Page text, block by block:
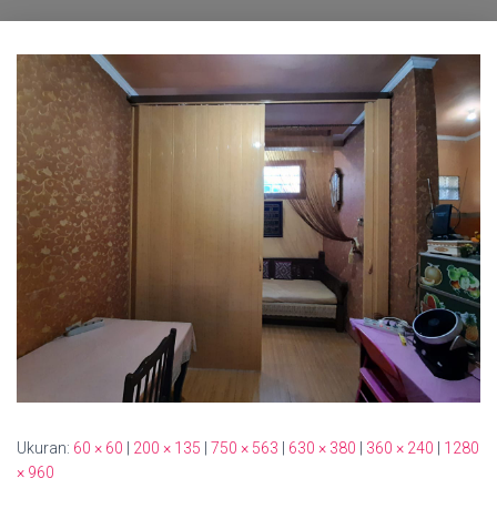
Ukuran: 60 × 60 | 200 × 135 | 750 × 563 | 630 × 380 | 360 × 240 | 1280
× 960